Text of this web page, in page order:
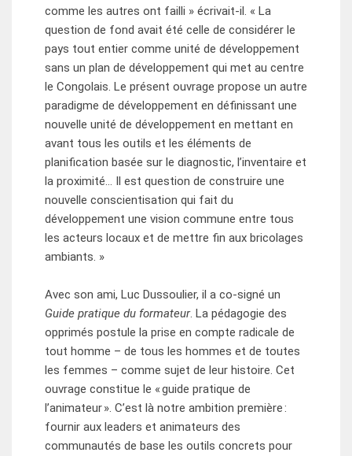
comme les autres ont failli » écrivait-il. « La
question de fond avait été celle de considérer le
pays tout entier comme unité de développement
sans un plan de développement qui met au centre
le Congolais. Le présent ouvrage propose un autre
paradigme de développement en définissant une
nouvelle unité de développement en mettant en
avant tous les outils et les éléments de
planification basée sur le diagnostic, l’inventaire et
la proximité… Il est question de construire une
nouvelle conscientisation qui fait du
développement une vision commune entre tous
les acteurs locaux et de mettre fin aux bricolages
ambiants. »
Avec son ami, Luc Dussoulier, il a co-signé un
Guide pratique du formateur. La pédagogie des
opprimés postule la prise en compte radicale de
tout homme – de tous les hommes et de toutes
les femmes – comme sujet de leur histoire. Cet
ouvrage constitue le « guide pratique de
l’animateur ». C’est là notre ambition première :
fournir aux leaders et animateurs des
communautés de base les outils concrets pour